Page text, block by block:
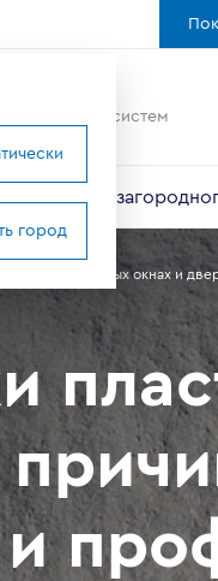
оконных систем
Для
о пластиковых окнах и
город